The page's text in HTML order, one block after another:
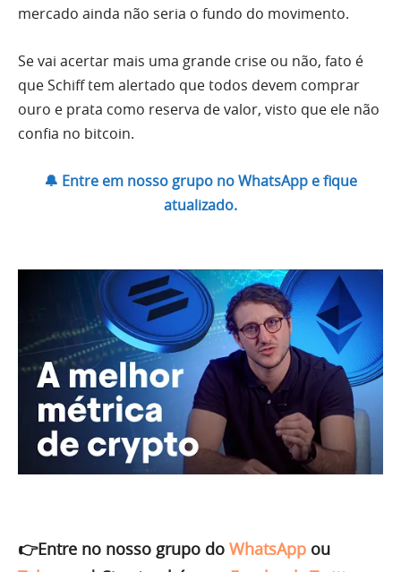
mercado ainda não seria o fundo do movimento.
Se vai acertar mais uma grande crise ou não, fato é
que Schiff tem alertado que todos devem comprar
ouro e prata como reserva de valor, visto que ele não
confia no bitcoin.
🔔 Entre em nosso grupo no WhatsApp e fique
atualizado.
👉Entre no nosso grupo do WhatsApp ou